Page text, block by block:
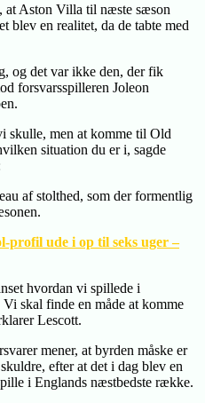
at Aston Villa til næste sæson
blev en realitet, da de tabte med
og det var ikke den, der fik
forsvarsspilleren Joleon
skulle, men at komme til Old
situation du er i, sagde
af stolthed, som der formentlig
ude i op til seks uger –
hvordan vi spillede i
skal finde en måde at komme
Lescott.
mener, at byrden måske er
efter at det i dag blev en
i Englands næstbedste række.